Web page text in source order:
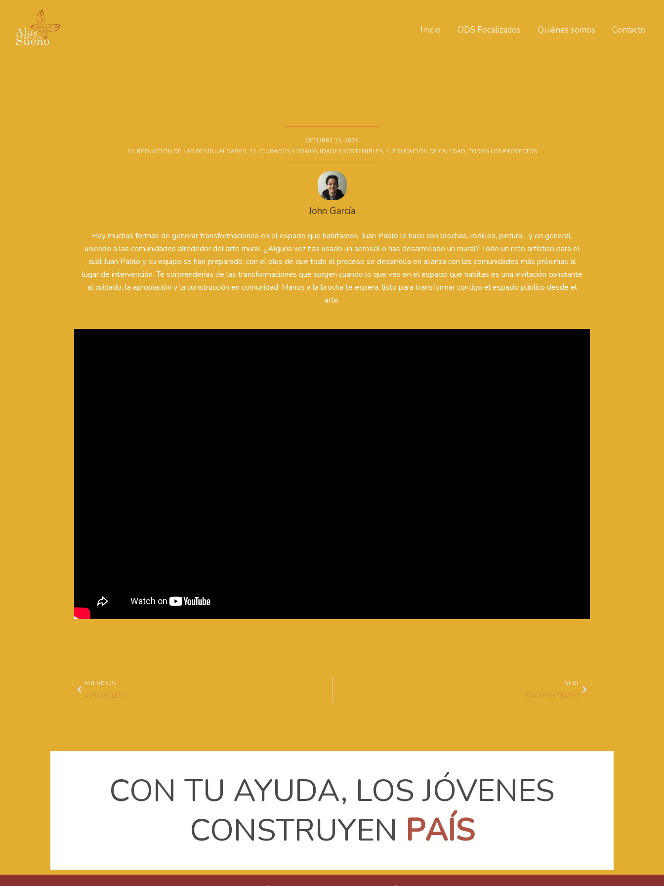
contenido
Inicio ODS Focalizados Quiénes somos Contacto
OCTUBRE 15, 2024
10. REDUCCIÓN DE LAS DESIGUALDADES, 11. CIUDADES Y COMUNIDADES SOSTENIBLES, 4. EDUCACIÓN DE CALIDAD,TODOS LOS PROYECTOS
John García
Hay muchas formas de generar transformaciones en el espacio que habitamos, Juan Pablo lo hace con brochas, rodillos, pintura... y en general,
uniendo a las comunidades alrededor del arte mural. ¿Alguna vez has usado un aerosol o has desarrollado un mural? Todo un reto artístico para el
cual Juan Pablo y su equipo se han preparado, con el plus de que todo el proceso se desarrolla en alianza con las comunidades más próximas al
lugar de intervención. Te sorprenderías de las transformaciones que surgen cuando lo que ves en el espacio que habitas es una invitación constante
al cuidado, la apropiación y la construcción en comunidad. Manos a la brocha te espera, listo para transformar contigo el espacio público desde el
arte.
PREVIOUS
AURA VIOLETA
NEXT
MACARIOS TEATRO
CON TU AYUDA, LOS JÓVENES
CONSTRUYEN PAÍS